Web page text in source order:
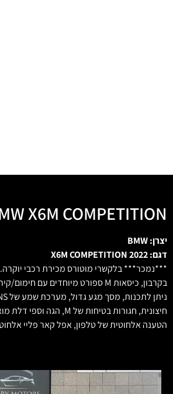
X6M COMPETITION
יצרן: BMW
דגם: X6M COMPETITION 2022
הטענה אלחוטית של טלפון, אפל קאר פליי